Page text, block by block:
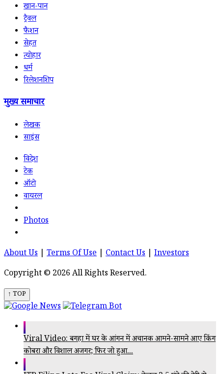
खान-पान
ट्रैवल
फैशन
सेहत
त्योहार
धर्म
रिलेशनशिप
मुख्य समाचार
लेखक
साइंस
विदेश
टेक
ऑटो
वायरल
Photos
About Us Terms Of Use Contact Us
Investors
Copyright © 2026 All Rights Reserved.
↑ TOP
Viral Video: बगहा में घर के आंगन में अचानक आमने-सामने आए किंग
कोबरा और विशाल अजगर; फिर जो हुआ...